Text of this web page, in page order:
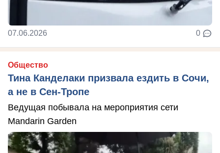
07.06.2026 0
Общество
Тина Канделаки призвала ездить в Сочи,
а не в Сен-Тропе
Ведущая побывала на мероприятия сети
Mandarin Garden